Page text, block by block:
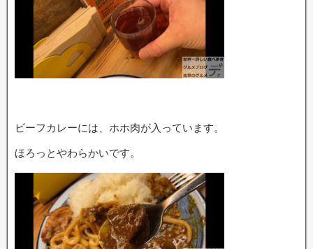
ビーフカレーには、ホホ肉が入っています。
ほろっとやわらかいです。